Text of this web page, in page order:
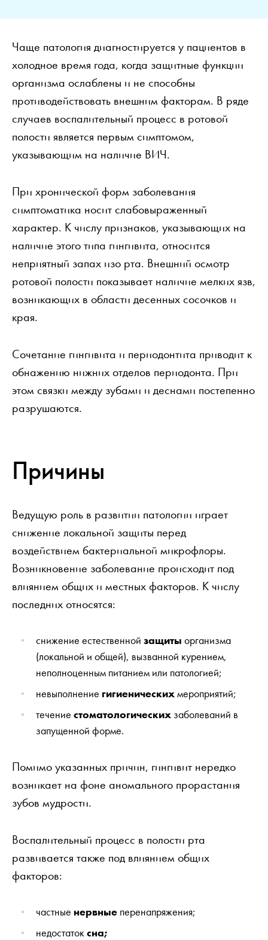
Чаще патология диагностируется у пациентов в
холодное время года, когда защитные функции
организма ослаблены и не способны
противодействовать внешним факторам. В ряде
случаев воспалительный процесс в ротовой
полости является первым симптомом,
указывающим на наличие ВИЧ.
При хронической форм заболевания
симптоматика носит слабовыраженный
характер. К числу признаков, указывающих на
наличие этого типа гингивита, относится
неприятный запах изо рта. Внешний осмотр
ротовой полости показывает наличие мелких язв,
возникающих в области десенных сосочков и
края.
Сочетание гингивита и периодонтита приводит к
обнажению нижних отделов периодонта. При
этом связки между зубами и деснами постепенно
разрушаются.
Причины
Ведущую роль в развитии патологии играет
снижение локальной защиты перед
воздействием бактериальной микрофлоры.
Возникновение заболевание происходит под
влиянием общих и местных факторов. К числу
последних относятся:
снижение естественной защиты организма
(локальной и общей), вызванной курением,
неполноценным питанием или патологией;
невыполнение гигиеническихмероприятий;
течение стоматологических заболеваний в
запущенной форме.
Помимо указанных причин, гингивит нередко
возникает на фоне аномального прорастания
зубов мудрости.
Воспалительный процесс в полости рта
развивается также под влиянием общих
факторов:
частные нервные перенапряжения;
недостатоксна;